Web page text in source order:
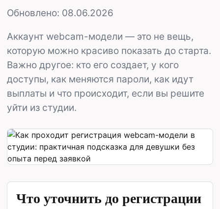
Обновлено: 08.06.2026
Аккаунт webcam-модели — это не вещь,
которую можно красиво показать до старта.
Важно другое: кто его создает, у кого
доступы, как меняются пароли, как идут
выплаты и что происходит, если вы решите
уйти из студии.
Что уточнить до регистрации